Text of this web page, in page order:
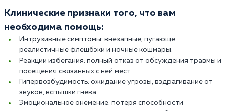
Клинические признаки того, что вам
необходима помощь:
Интрузивные симптомы: внезапные, пугающе
реалистичные флешбэки и ночные кошмары.
Реакции избегания: полный отказ от обсуждения травмы и
посещения связанных с ней мест.
Гипервозбудимость: ожидание угрозы, вздрагивание от
звуков, вспышки гнева.
Эмоциональное онемение: потеря способности